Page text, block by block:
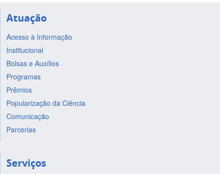
Atuação
Acesso à Informação
Institucional
Bolsas e Auxílios
Programas
Prêmios
Popularização da Ciência
Comunicação
Parcerias
Serviços